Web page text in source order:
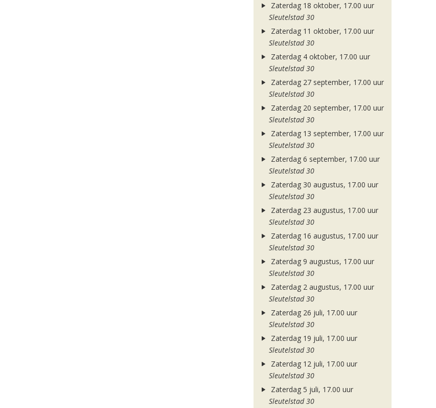
Zaterdag 18 oktober, 17.00 uur
Sleutelstad 30
Zaterdag 11 oktober, 17.00 uur
Sleutelstad 30
Zaterdag 4 oktober, 17.00 uur
Sleutelstad 30
Zaterdag 27 september, 17.00 uur
Sleutelstad 30
Zaterdag 20 september, 17.00 uur
Sleutelstad 30
Zaterdag 13 september, 17.00 uur
Sleutelstad 30
Zaterdag 6 september, 17.00 uur
Sleutelstad 30
Zaterdag 30 augustus, 17.00 uur
Sleutelstad 30
Zaterdag 23 augustus, 17.00 uur
Sleutelstad 30
Zaterdag 16 augustus, 17.00 uur
Sleutelstad 30
Zaterdag 9 augustus, 17.00 uur
Sleutelstad 30
Zaterdag 2 augustus, 17.00 uur
Sleutelstad 30
Zaterdag 26 juli, 17.00 uur
Sleutelstad 30
Zaterdag 19 juli, 17.00 uur
Sleutelstad 30
Zaterdag 12 juli, 17.00 uur
Sleutelstad 30
Zaterdag 5 juli, 17.00 uur
Sleutelstad 30